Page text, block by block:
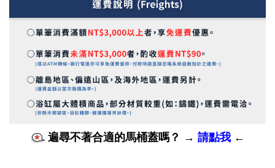
遍尋不著合適的馬桶蓋嗎？ → 請點我 ←